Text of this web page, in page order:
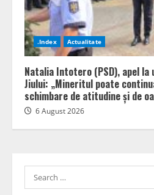
.Index Actualitate
Natalia Intotero (PSD), apel
Jiului: „Mineritul poate
schimbare de atitudine și de
6 August 2026
Search
for: